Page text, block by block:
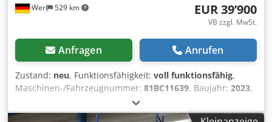
Werl 529 km EUR 39’900
VB zzgl. MwSt.
Anfragen Anrufen
Zustand: neu, Funktionsfähigkeit: voll funktionsfähig,
Maschinen-/Fahrzeugnummer: 81BC11639, Baujahr: 2023,
, Hubhöhe:4’800 mm
mm, Masttyp:Triplex, Bauhöhe:2’250 mm, Gabellänge: